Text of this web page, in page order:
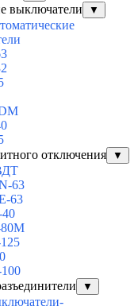
выключатели ▼
отключения
▼
63
63
▼